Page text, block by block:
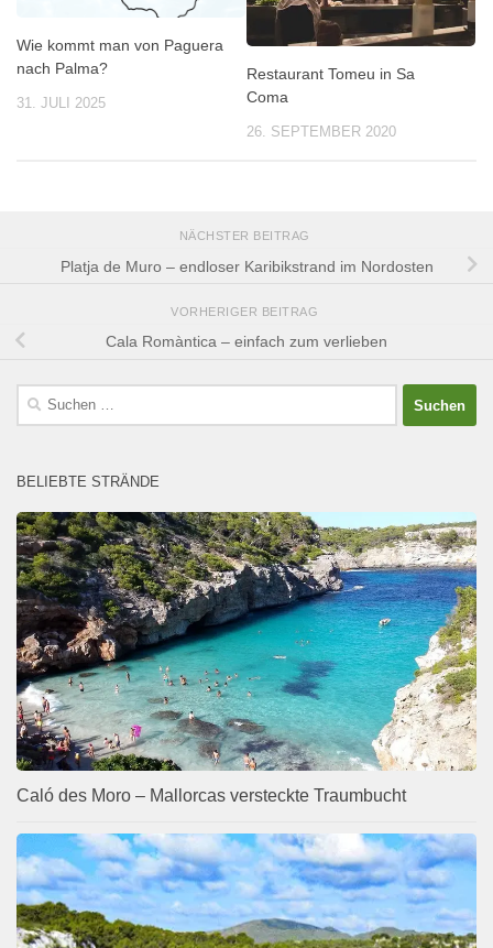
Wie kommt man von Paguera
nach Palma?
31. JULI 2025
Restaurant Tomeu in Sa
Coma
26. SEPTEMBER 2020
NÄCHSTER BEITRAG
Platja de Muro – endloser Karibikstrand im Nordosten
VORHERIGER BEITRAG
Cala Romàntica – einfach zum verlieben
Suchen
nach:
BELIEBTE STRÄNDE
Caló des Moro – Mallorcas versteckte Traumbucht